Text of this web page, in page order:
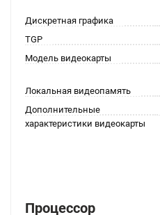
Дискретная графика
TGP
Модель видеокарты
Локальная видеопамять
Дополнительные
характеристики видеокарты
Процессор